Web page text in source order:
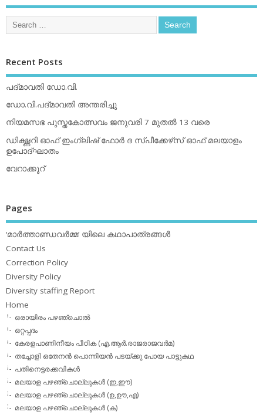
Recent Posts
പദ്മാവതി ഡോ.വി.
ഡോ.വി.പദ്മാവതി അന്തരിച്ചു
നിയമസഭ പുസ്തകോത്സവം ജനുവരി 7 മുതല്‍ 13 വരെ
ഡിക്ഷ്ണറി ഓഫ് ഇംഗ്ലിഷ് ഫോര്‍ ദ സ്പീക്കേഴ്‌സ് ഓഫ് മലയാളം
ഉപോദ്ഘാതം
വേറാക്കൂറ്
Pages
‘മാര്‍ത്താണ്ഡവര്‍മ്മ’ യിലെ കഥാപാത്രങ്ങള്‍
Contact Us
Correction Policy
Diversity Policy
Diversity staffing Report
Home
ഒരായിരം പഴഞ്ചൊല്‍
ഒറ്റപ്പദം
കേരളപാണിനീയം പീഠിക (എ.ആര്‍.രാജരാജവര്‍മ)
തച്ചോളി ഒതേനൻ പൊന്നിയൻ പടയ്‌ക്കു പോയ പാട്ടുകഥ
പതിനെട്ടരക്കവികള്‍
മലയാള പഴഞ്ചൊല്ലുകള്‍ (ഇ,ഈ)
മലയാള പഴഞ്ചൊല്ലുകള്‍ (ഉ,ഊ,എ)
മലയാള പഴഞ്ചൊല്ലുകള്‍ (ക)